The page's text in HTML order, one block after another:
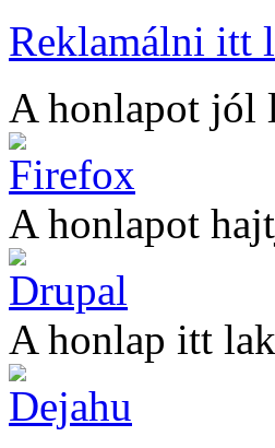
Reklamálni itt
A honlapot jól
A honlapot
A honlap itt